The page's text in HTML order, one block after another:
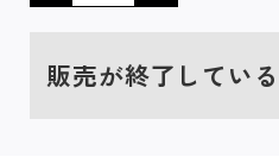
販売が終了してい